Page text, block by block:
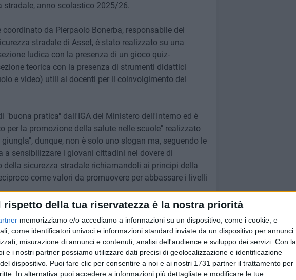
rispetto della tua riservatezza è la nostra priorità
memorizziamo e/o accediamo a informazioni su un dispositivo, come i cookie, e
come identificatori univoci e informazioni standard inviate da un dispositivo per annunci
misurazione di annunci e contenuti, analisi dell'audience e sviluppo dei servizi. Con la
e i nostri partner possiamo utilizzare dati precisi di geolocalizzazione e identificazione
dispositivo. Puoi fare clic per consentire a noi e ai nostri 1731 partner il trattamento per
In alternativa puoi accedere a informazioni più dettagliate e modificare le tue
stradale, anno scolastico 2025/26.
da Pierpaolo Bonerba, responsabile del
stradale di Asset, è stato realizzato su una
ludica con la presenza di un gioco quiz-
teorica con la presenza di strumenti didattici
e video) utili ai docenti per il coinvolgimento dei
pratica" dall'IGA del Ministero dell'Interno ed è
per la promozione della salute nelle scuole" realizzato
dunque, non è solo uno slogan ma, seguendo le
a sensibilizzare i giovani cittadini nel dovere di
sicurezza stradale richiamandoli ai principi della
come valori da promuovere per abbassare i livelli
di primo grado e 29 di secondo grado, con il
di 150 docenti e circa 7.500 studenti di tutta la
si sono sfidati su argomenti normativi, come la patente
anche altre tematiche tra cui il rispetto
di piste ciclabili.